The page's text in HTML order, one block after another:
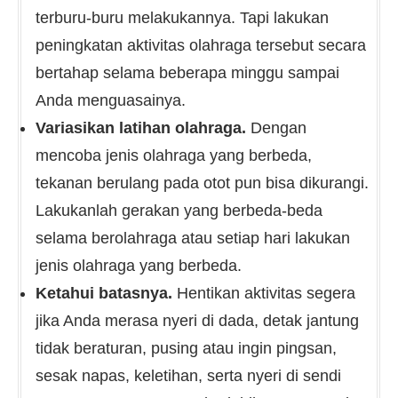
terburu-buru melakukannya. Tapi lakukan
peningkatan aktivitas olahraga tersebut secara
bertahap selama beberapa minggu sampai
Anda menguasainya.
Variasikan latihan olahraga. Dengan
mencoba jenis olahraga yang berbeda,
tekanan berulang pada otot pun bisa dikurangi.
Lakukanlah gerakan yang berbeda-beda
selama berolahraga atau setiap hari lakukan
jenis olahraga yang berbeda.
Ketahui batasnya. Hentikan aktivitas segera
jika Anda merasa nyeri di dada, detak jantung
tidak beraturan, pusing atau ingin pingsan,
sesak napas, keletihan, serta nyeri di sendi